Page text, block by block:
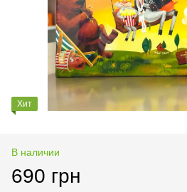
Хит
В наличии
690 грн